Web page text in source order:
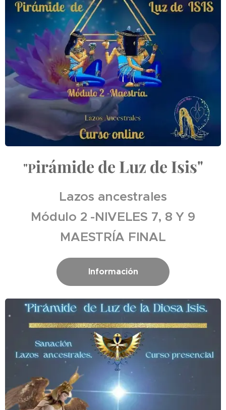
"Pirámide de Luz de Isis"
Lazos ancestrales
Módulo 2 -NIVELES 7, 8 Y 9
MAESTRÍA FINAL
Información